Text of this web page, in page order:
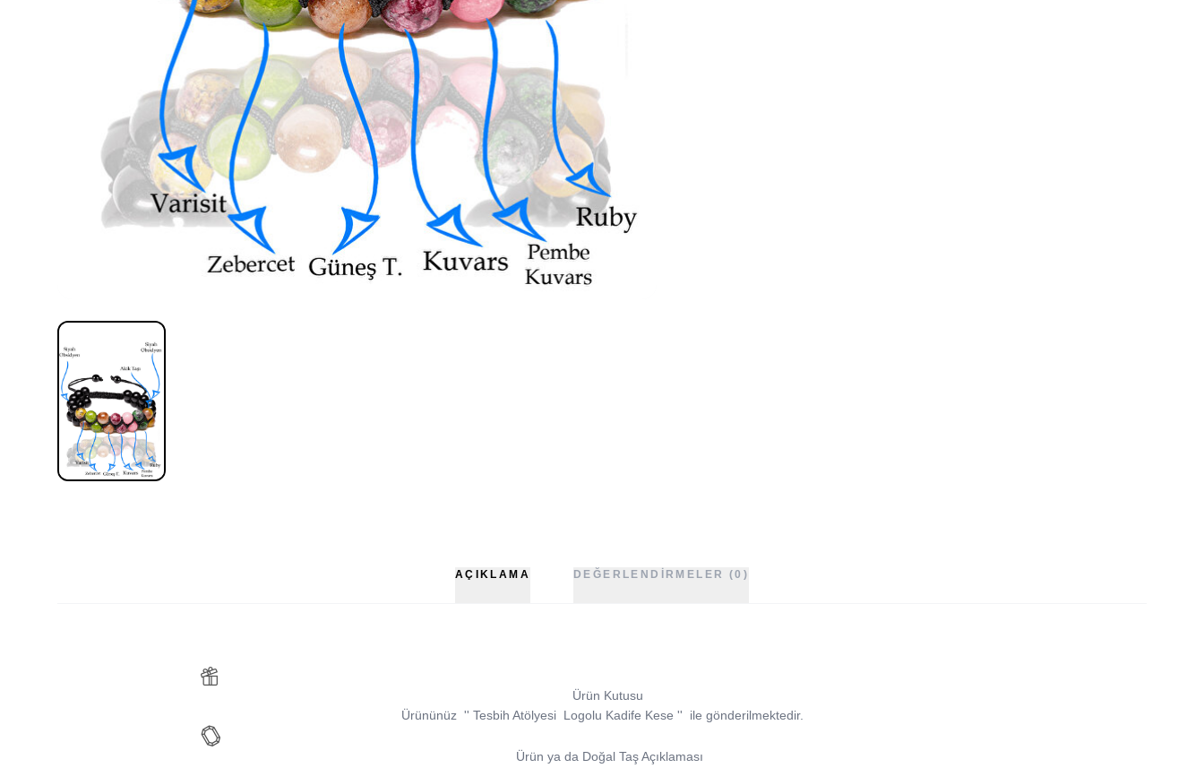
AÇIKLAMA DEĞERLENDIRMELER (0)
Ürün Kutusu
Ürününüz '' Tesbih AtölyesiLogolu Kadife Kese '' ile gönderilmektedir.
Ürün ya da Doğal Taş Açıklaması